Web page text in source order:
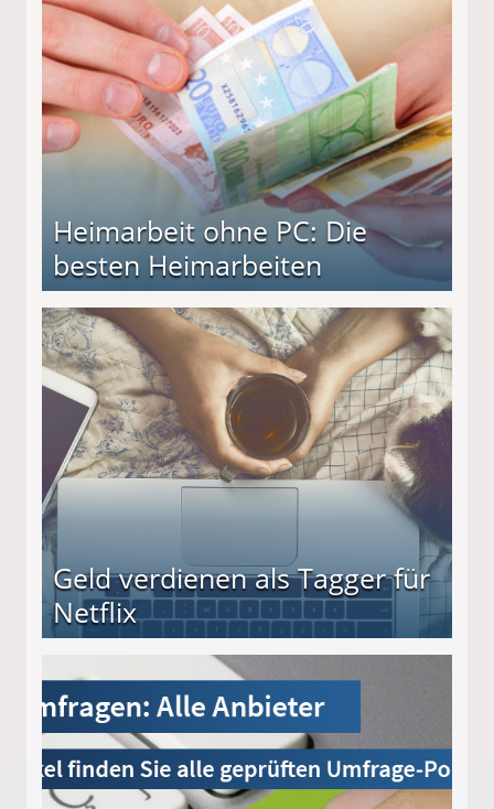
Heimarbeit ohne PC: Die
besten Heimarbeiten
Geld verdienen als Tagger für
Netflix